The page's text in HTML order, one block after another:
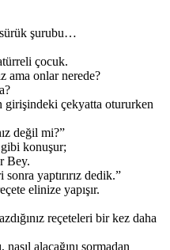
şurubu…
çocuk.
ama onlar nerede?
girişindeki çekyatta otururken
değil mi?”
konuşur;
Bey.
yaptırırız dedik.”
elinize yapışır.
reçeteleri bir kez daha
nasıl alacağını sormadan